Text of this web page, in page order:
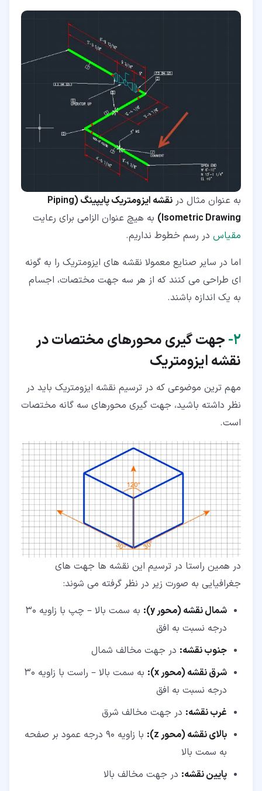
به عنوان مثال در
نقشه ایزومتریک پایپینگ (Piping
Isometric Drawing) به هیچ عنوان الزامی برای رعایت
مقیاس در رسم خطوط نداریم.
اما در سایر صنایع معمولا نقشه های ایزومتریک را به گونه
ای طراحی می کنند که از هر سه جهت مختصات، اجسام
به یک اندازه باشند.
۲‏- جهت گیری محورهای مختصات در
نقشه ایزومتریک
مهم ترین موضوعی که در ترسیم نقشه ایزومتریک باید در
نظر داشته باشید، جهت گیری محورهای سه گانه مختصات
است.
در همین راستا در ترسیم این نقشه ها جهت های
جغرافیایی به صورت زیر در نظر گرفته می شوند:
شمال نقشه (محور y):
به سمت بالا – چپ با زاویه 30
درجه نسبت به افق
جنوب نقشه: در جهت مخالف شمال
شرق نقشه (محور x):
به سمت بالا – راست با زاویه 30
درجه نسبت به افق
غرب نقشه: در جهت مخالف شرق
بالای نقشه (محور z):
با زاویه 90 درجه عمود بر صفحه
به سمت بالا
پایین نقشه: در جهت مخالف بالا